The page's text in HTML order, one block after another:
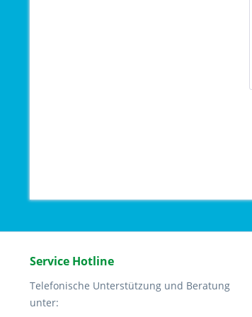
Service Hotline
Telefonische Unterstützung und Beratung
unter: